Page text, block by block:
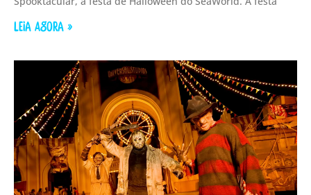
LEIA AGORA »